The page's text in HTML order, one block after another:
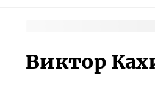
Виктор